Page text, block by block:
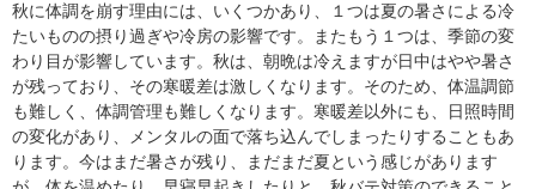
秋に体調を崩す理由には、いくつかあり、１つは夏の暑さによる冷
たいものの摂り過ぎや冷房の影響です。またもう１つは、季節の変
わり目が影響しています。秋は、朝晩は冷えますが日中はやや暑さ
が残っており、その寒暖差は激しくなります。そのため、体温調節
も難しく、体調管理も難しくなります。寒暖差以外にも、日照時間
の変化があり、メンタルの面で落ち込んでしまったりすることもあ
ります。今はまだ暑さが残り、まだまだ夏という感じがあります